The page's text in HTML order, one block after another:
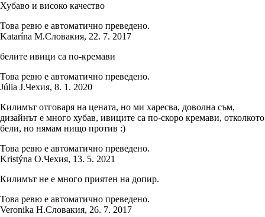
Хубаво и високо качество
Това ревю е автоматично преведено.
Katarína M.Словакия, 22. 7. 2017
белите ивици са по-кремави
Това ревю е автоматично преведено.
Júlia J.Чехия, 8. 1. 2020
Килимът отговаря на цената, но ми харесва, доволна съм,
дизайнът е много хубав, ивиците са по-скоро кремави, отколкото
бели, но нямам нищо против :)
Това ревю е автоматично преведено.
Kristýna O.Чехия, 13. 5. 2021
Килимът не е много приятен на допир.
Това ревю е автоматично преведено.
Veronika H.Словакия, 26. 7. 2017